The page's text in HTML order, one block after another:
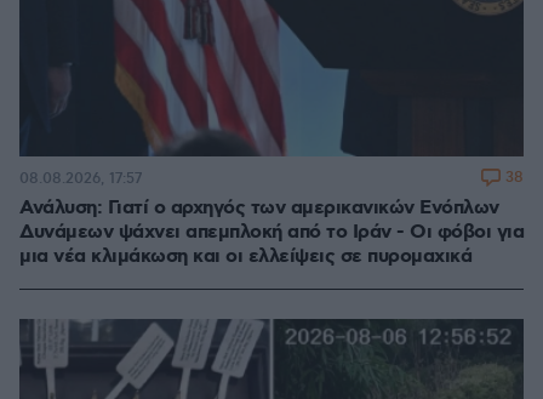
Ανάλυση: Γιατί ο αρχηγός των αμερικανικών Ενόπλων
Δυνάμεων ψάχνει απεμπλοκή από το Ιράν - Οι φόβοι για
μια νέα κλιμάκωση και οι ελλείψεις σε πυρομαχικά
08.08.2026, 17:57 38